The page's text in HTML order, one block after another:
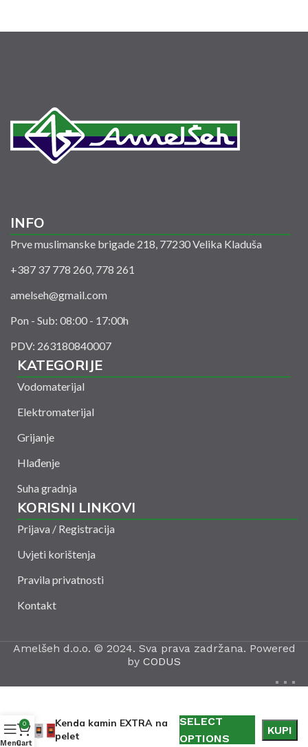
INFO
Prve muslimanske brigade 218, 77230 Velika Kladuša
+387 37 778 260, 778 261
amelseh@gmail.com
Pon - Sub: 08:00 - 17:00h
PDV: 263180840007
KATEGORIJE
Vodomaterijal
Elektromaterijal
Grijanje
Hlađenje
Suha gradnja
KORISNI LINKOVI
Prijava / Registracija
Uvjeti korištenja
Pravila privatnosti
Kontakt
Amelšeh d.o.o. © 2024. Sva prava zadržana. Powered
by CODUS
Kenda kamin EXTRA na
pelet
SELECT
OPTIONS
KUPI
Menu
0
Cart